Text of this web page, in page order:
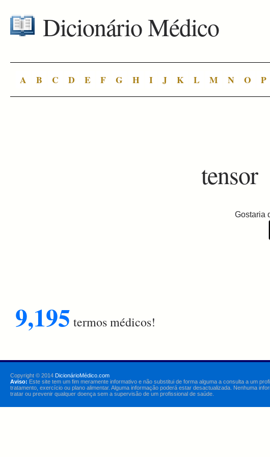
Dicionário Médico
A B C D E F G H I J K L M N O P
tensor
Gostaria
9,195 termos médicos!
Copyright © 2014 DicionárioMédico.com
Aviso: Este site tem um fim meramente informativo e não substitui de forma alguma a consulta a um
tratamento, exercício ou plano alimentar. Alguma informação poderá estar desactualizada. Nenhuma
tratar ou prevenir qualquer doença sem a supervisão de um profissional de saúde.